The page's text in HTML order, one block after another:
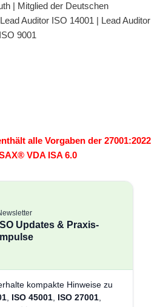
| Mitglied der Deutschen
Auditor ISO 14001 | Lead Auditor
9001
alle Vorgaben der 27001:2022
VDA ISA 6.0
ISO Updates & Praxis-
Impulse
kompakte Hinweise zu
, ISO 45001, ISO 27001,